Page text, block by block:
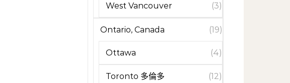
West Vancouver (3)
Ontario, Canada (19)
Ottawa (4)
Toronto 多倫多 (12)